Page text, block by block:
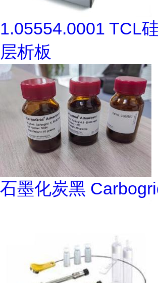
1.05554.0001 TCL
层析板
石墨化炭黑